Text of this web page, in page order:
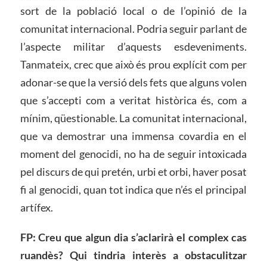
sort de la població local o de l’opinió de la
comunitat internacional. Podria seguir parlant de
l’aspecte militar d’aquests esdeveniments.
Tanmateix, crec que això és prou explícit com per
adonar-se que la versió dels fets que alguns volen
que s’accepti com a veritat històrica és, com a
mínim, qüestionable. La comunitat internacional,
que va demostrar una immensa covardia en el
moment del genocidi, no ha de seguir intoxicada
pel discurs de qui pretén, urbi et orbi, haver posat
fi al genocidi, quan tot indica que n’és el principal
artífex.
FP: Creu que algun dia s’aclarirà el complex cas
ruandès? Qui tindria interès a obstaculitzar